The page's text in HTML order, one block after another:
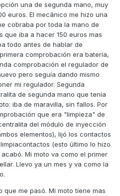
una de segunda mano, muy
euros. El mecánico me hizo una
cobraba por toda la mano de
que iba a hacer 150 euros mas
todo antes de hablar de
comprobación era batería,
comprobación el regulador de
pero seguía dando mismo
mi regulador. Segunda
de segunda mano que tenía
iba de maravilla, sin fallos. Por
que era "limpieza" de
del módulo de inyección
elementos), lijó los contactos
(esto último lo hizo
Mi moto va como el primer
Llevo ya un mes y va como la
me pasó. Mi moto tiene mas